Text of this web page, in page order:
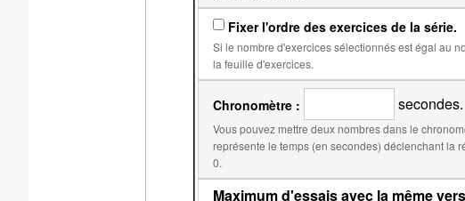
Fixer l'ordre des exercices de la série.
Si le nombre d'exercices sélectionnés est égal au nombre d'exercices dans la série, il sera
la feuille d'exercices.
Chronomètre : secondes.
Vous pouvez mettre deux nombres dans le
représente le temps (en secondes) déclenchant la réduction du score. Le second, par défaut égal au premier,
0.
Maximum d'essais avec la même